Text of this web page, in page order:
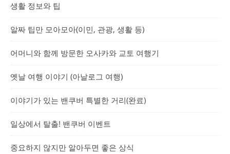
생활 정보와 팁
알짜 팁만 모아모아(이민, 관광, 생활 등)
어머니와 함께 방문한 오사카와 교토 여행기
옛날 여행 이야기 (아날로그 여행)
이야기가 있는 밴쿠버 특별한 거리(완료)
일상에서 탈출! 밴쿠버 이벤트
중요하지 않지만 알아두면 좋은 상식